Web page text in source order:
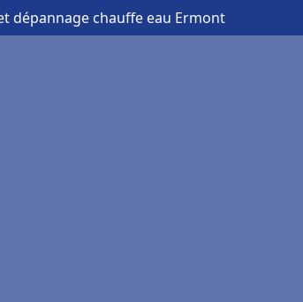
dépannage chauffe eau Ermont